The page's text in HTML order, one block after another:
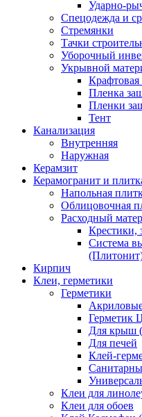
Ударно-
Спецодежда и
Стремянки
Тачки
Уборочный
Укрывной
Крафтовая
Пленка
Пленки
Тент
Канализация
Внутренняя
Наружная
Керамзит
Керамогранит и
Напольная
Облицовочная
Расходный
Система
Кирпич
Клеи, герметики
Герметики
Герметик
Для крыш
Для печей
Клей-
Клеи для
Клеи для обоев